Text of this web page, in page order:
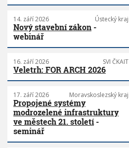
14. září 2026 Ústecký kraj
Nový stavební zákon -
webinář
16. září 2026 SVI ČKAIT
Veletrh: FOR ARCH 2026
17. září 2026 Moravskoslezský kraj
Propojené systémy
modrozelené infrastruktury
ve městech 21. století-
seminář